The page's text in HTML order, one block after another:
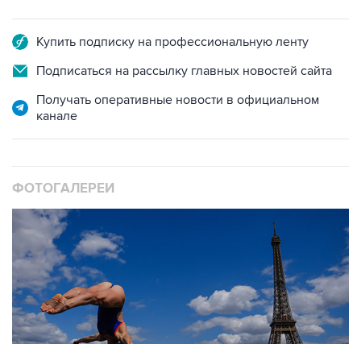
Подписаться на рассылку главных новостей сайта
Получать оперативные новости в официальном